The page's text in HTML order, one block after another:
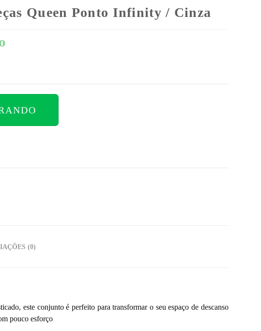
Queen Ponto Infinity / Cinza
(0)
este conjunto é perfeito para transformar o seu espaço de descanso
pouco esforço